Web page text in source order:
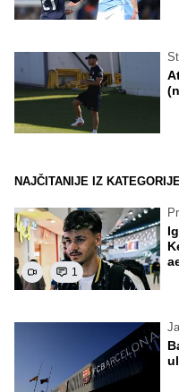
NAJČITANIJE IZ
1